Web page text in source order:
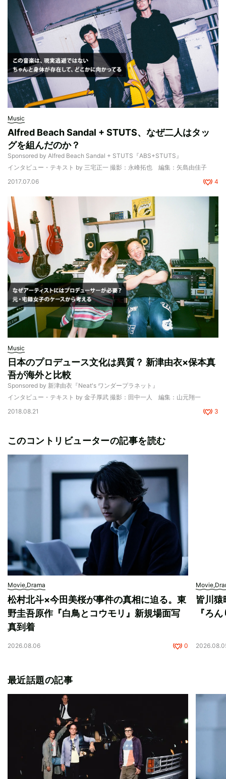
Music
Alfred Beach Sandal + STUTS、なぜ二人はタッ
グを組んだのか？
Sponsored by Alfred Beach Sandal + STUTS『ABS+STUTS』
インタビュー・テキスト by 三宅正一 撮影：永峰拓也 編集：矢島由佳子
2017.07.06
4
Music
日本のプロデュース文化は異質？ 新津由衣×保本真
吾が海外と比較
Sponsored by 新津由衣『Neat's ワンダープラネット』
インタビュー・テキスト by 金子厚武 撮影：田中一人 編集：山元翔一
2018.08.21
3
このコントリビューターの記事を読む
Movie,Drama
松村北斗×今田美桜が事件の真相に迫る。東
野圭吾原作『白鳥とコウモリ』新規場面写
真到着
2026.08.06 0
皆川猿
『ろ
最近話題の記事